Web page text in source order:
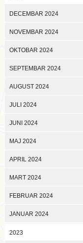
DECEMBAR 2024
NOVEMBAR 2024
OKTOBAR 2024
SEPTEMBAR 2024
AUGUST 2024
JULI 2024
JUNI 2024
MAJ 2024
APRIL 2024
MART 2024
FEBRUAR 2024
JANUAR 2024
2023